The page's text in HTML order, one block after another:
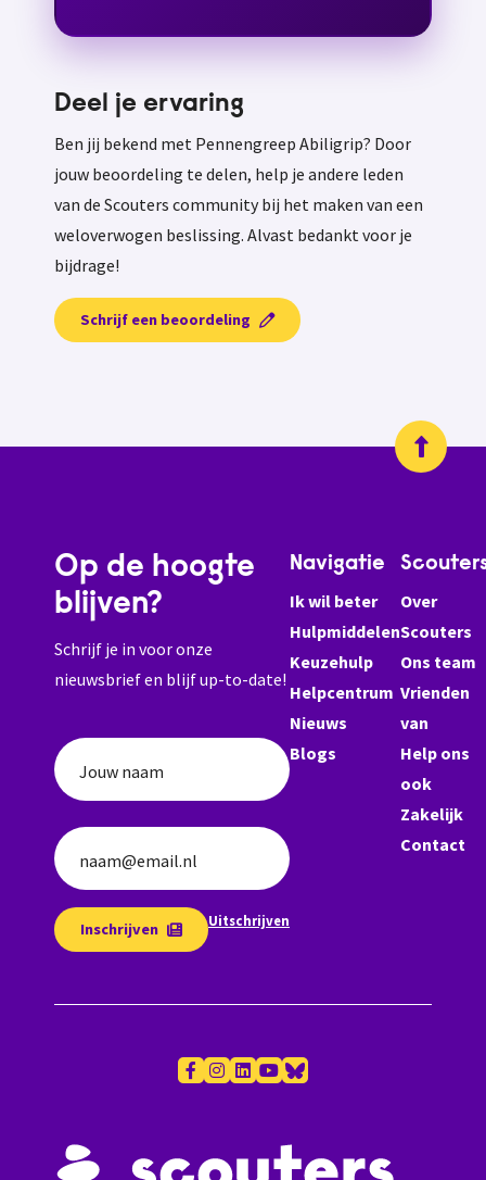
Deel je ervaring
Ben jij bekend met Pennengreep Abiligrip? Door
jouw beoordeling te delen, help je andere leden
van de Scouters community bij het maken van een
weloverwogen beslissing. Alvast bedankt voor je
bijdrage!
Schrijf een beoordeling
Op de hoogte
blijven?
Schrijf je in voor onze
nieuwsbrief en blijf up-to-date!
Jouw naam
naam@email.nl
Inschrijven Uitschrijven
Navigatie
Ik wil beter
Hulpmiddelen
Keuzehulp
Helpcentrum
Nieuws
Blogs
Over
Scouters
Ons team
Vrienden
van
Help ons
ook
Zakelijk
Contact